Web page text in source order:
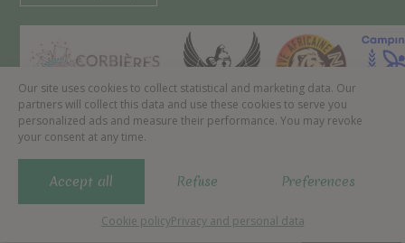
Our site uses cookies to collect statistical and marketing data. Our
partners will collect this data and use these cookies to serve you
personalized ads and measure their performance. You may revoke
your consent at any time.
Accept all Refuse Preferences
Cookie policyPrivacy and personal data
Media Gallery Contact
forbidden | Realization :
|Cookies policy (EU)